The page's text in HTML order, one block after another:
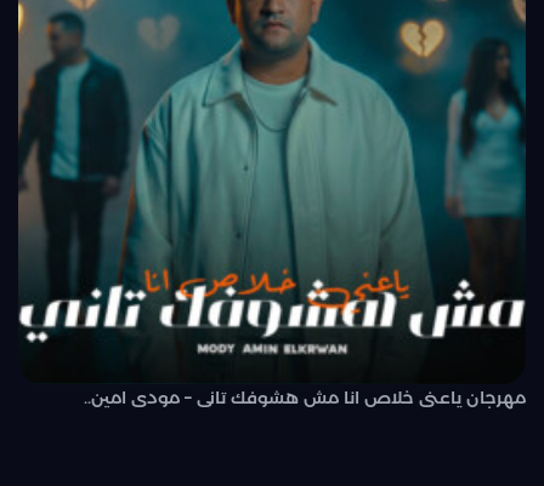
مهرجان ياعنى خلاص انا مش هشوفك تانى – مودى امين..